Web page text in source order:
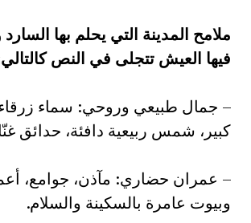
ملامح المدينة التي يحلم بها
فيها العيش تتجلى في النص كالتالي
– جمال طبيعي وروحي: سماء
كبير، شمس ربيعية دافئة، حدائق
– عمران حضاري: مآذن، جوامع،
وبيوت عامرة بالسكينة والسلام.